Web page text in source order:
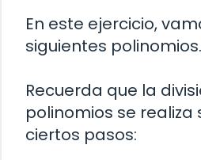
En este ejercicio,
siguientes polinomios.
Recuerda que la
polinomios se realiza
ciertos pasos: